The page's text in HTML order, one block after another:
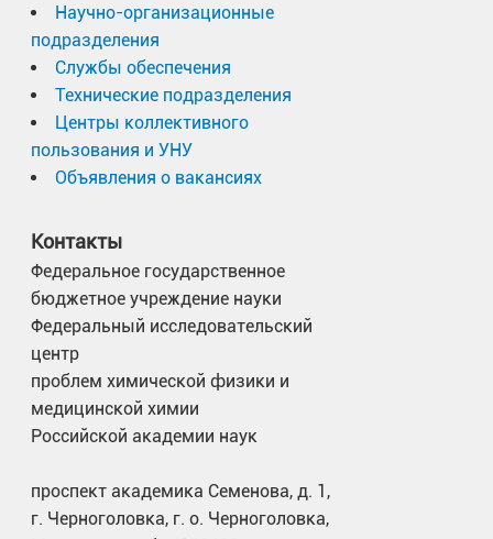
Научно-организационные
подразделения
Службы обеспечения
Технические подразделения
Центры коллективного
пользования и УНУ
Объявления о вакансиях
Контакты
Федеральное государственное
бюджетное учреждение науки
Федеральный исследовательский
центр
проблем химической физики и
медицинской химии
Российской академии наук
проспект академика Семенова, д. 1,
г. Черноголовка, г. о. Черноголовка,